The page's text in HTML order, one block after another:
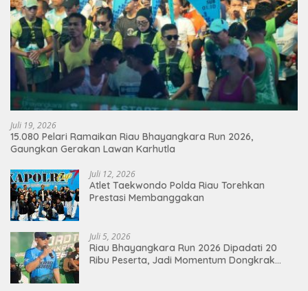
Juli 19, 2026
15.080 Pelari Ramaikan Riau Bhayangkara Run 2026,
Gaungkan Gerakan Lawan Karhutla
Juli 12, 2026
Atlet Taekwondo Polda Riau Torehkan
Prestasi Membanggakan
Juli 5, 2026
Riau Bhayangkara Run 2026 Dipadati 20
Ribu Peserta, Jadi Momentum Dongkrak